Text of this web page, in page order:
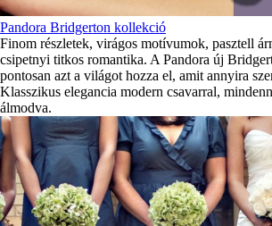
Pandora Bridgerton kollekció
Finom részletek, virágos motívumok, pasztell
csipetnyi titkos romantika. A Pandora új
pontosan azt a világot hozza el, amit annyira
Klasszikus elegancia modern csavarral,
álmodva.